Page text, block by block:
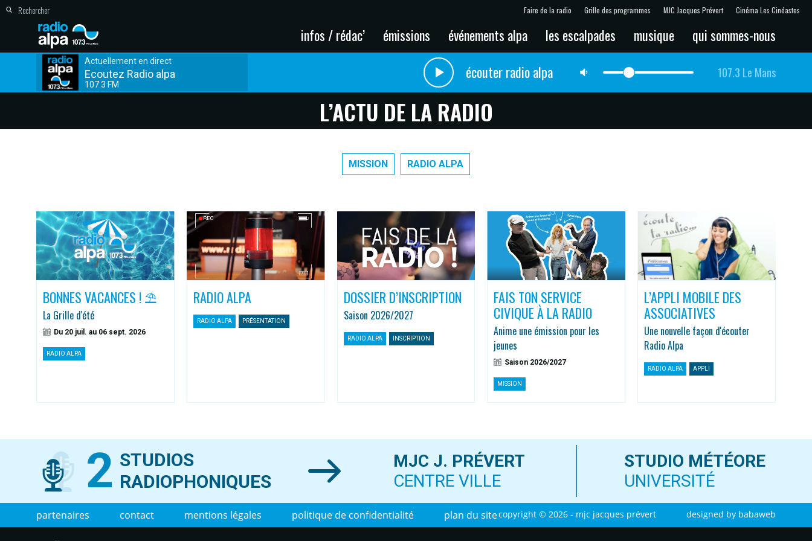
Faire de la radio Grille des programmes MJC Jacques Prévert Cinéma Les Cinéastes
infos / rédac’ émissions événements alpa les escalpades musique qui sommes-nous
Actuellement en direct
Ecoutez Radio alpa
107.3 FM
écouter radio alpa 107.3 Le Mans
L’ACTU DE LA RADIO
MISSION RADIO ALPA
BONNES VACANCES ! ⛱️
La Grille d'été
Du 20 juil. au 06 sept. 2026
RADIO ALPA
RADIO ALPA
RADIO ALPA PRÉSENTATION
DOSSIER D’INSCRIPTION
Saison 2026/2027
RADIO ALPA INSCRIPTION
FAIS TON SERVICE
CIVIQUE À LA RADIO
Anime une émission pour les
jeunes
Saison 2026/2027
MISSION
L’APPLI MOBILE DES
ASSOCIATIVES
Une nouvelle façon d'écouter
Radio Alpa
RADIO ALPA APPLI
2 STUDIOS
RADIOPHONIQUES
MJC J. PRÉVERT
CENTRE VILLE
STUDIO MÉTÉORE
UNIVERSITÉ
partenaires contact mentions légales politique de confidentialité plan du sitecopyright © 2026 - mjc jacques prévert designed by babaweb